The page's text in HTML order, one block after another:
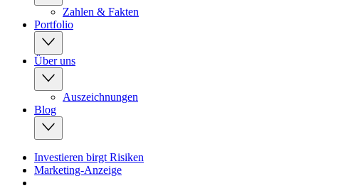
Zahlen & Fakten
Portfolio
Über uns
Auszeichnungen
Blog
Investieren birgt Risiken
Marketing-Anzeige